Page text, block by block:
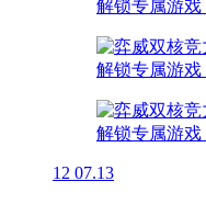
12 07.13